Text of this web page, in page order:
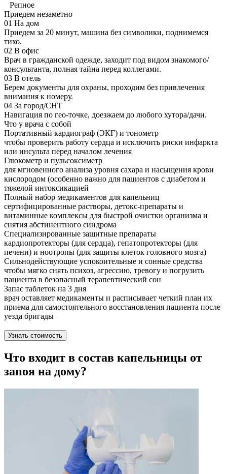
Репное
Приедем незаметно
01 На дом
Приедем за 20 минут, машина без символики, поднимемся
тихо.
02 В офис
Врач в гражданской одежде, заходит под видом знакомого/
консультанта, полная тайна перед коллегами.
03 В отель
Берем документы для охраны, проходим без привлечения
внимания к номеру.
04 За город/СНТ
Навигация по гео-точке, доезжаем до любого хутора/дачи.
Что у врача с собой
Портативный кардиограф (ЭКГ) и тонометр
чтобы проверить работу сердца и исключить риски инфаркта
или инсульта перед началом лечения
Глюкометр и пульсоксиметр
для мгновенного анализа уровня сахара и насыщения крови
кислородом (особенно важно для пациентов с диабетом и
тяжелой интоксикацией
Полный набор медикаментов для капельниц
сертифицированные растворы, детокс-препараты и
витаминные комплексы для быстрой очистки организма и
снятия абстинентного синдрома
Специализированные защитные препараты
кардиопротекторы (для сердца), гепатопротекторы (для
печени) и ноотропы (для защиты клеток головного мозга)
Сильнодействующие успокоительные и сонные средства
чтобы мягко снять психоз, агрессию, тревогу и погрузить
пациента в безопасный терапевтический сон
Запас таблеток на 3 дня
врач оставляет медикаменты и расписывает четкий план их
приема для самостоятельного восстановления пациента после
уезда бригады
Узнать стоимость
Что входит в состав капельницы от
запоя на дому?